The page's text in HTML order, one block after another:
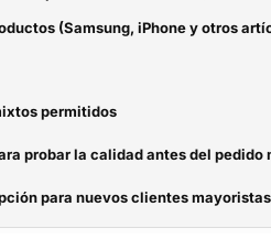
(Samsung, iPhone y otros
permitidos
probar la calidad antes del pedido
para nuevos clientes mayoristas